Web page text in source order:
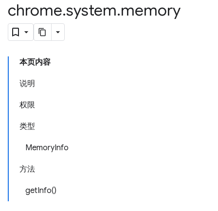
chrome.system.memory
本页内容
说明
权限
类型
MemoryInfo
方法
getInfo()